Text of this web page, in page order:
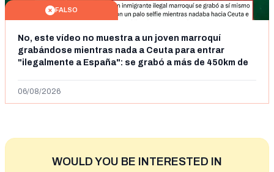
FALSO
No, este vídeo no muestra a un joven marroquí
grabándose mientras nada a Ceuta para entrar
"ilegalmente a España": se grabó a más de 450km de
06/08/2026
WOULD YOU BE INTERESTED IN